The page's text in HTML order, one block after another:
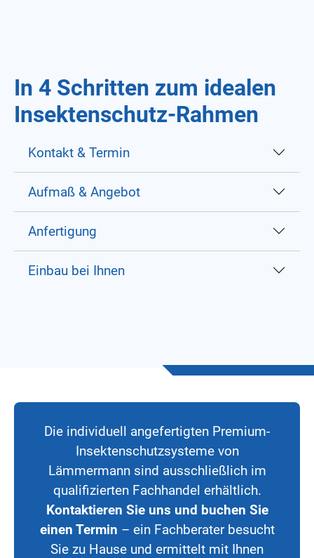
In 4 Schritten zum idealen
Insektenschutz-Rahmen
Kontakt & Termin
Aufmaß & Angebot
Anfertigung
Einbau bei Ihnen
Die individuell angefertigten Premium-
Insektenschutzsysteme von
Lämmermann sind ausschließlich im
qualifizierten Fachhandel erhältlich.
Kontaktieren Sie uns und buchen Sie
einen Termin – ein Fachberater besucht
Sie zu Hause und ermittelt mit Ihnen